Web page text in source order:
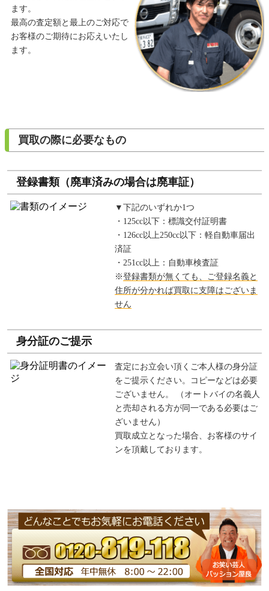
ます。
最高の査定額と最上のご対応で
お客様のご期待にお応えいたし
ます。
買取の際に必要なもの
登録書類（廃車済みの場合は廃車証）
▼下記のいずれか1つ
・125cc以下：標識交付証明書
・126cc以上250cc以下：軽自動車届出
済証
・251cc以上：自動車検査証
※登録書類が無くても、ご登録名義と
住所が分かれば買取に支障はございま
せん
身分証のご提示
査定にお立会い頂くご本人様の身分証
をご提示ください。コピーなどは必要
ございません。 （オートバイの名義人
と売却される方が同一である必要はご
ざいません）
買取成立となった場合、お客様のサイ
ンを頂戴しております。